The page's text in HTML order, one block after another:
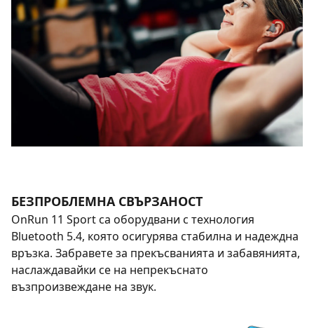
БЕЗПРОБЛЕМНА СВЪРЗАНОСТ
OnRun 11 Sport са оборудвани с технология
Bluetooth 5.4, която осигурява стабилна и надеждна
връзка. Забравете за прекъсванията и забавянията,
наслаждавайки се на непрекъснато
възпроизвеждане на звук.